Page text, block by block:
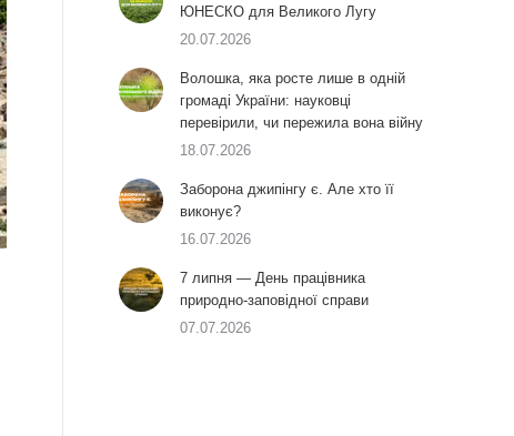
ЮНЕСКО для Великого Лугу
20.07.2026
Волошка, яка росте лише в одній
громаді України: науковці
перевірили, чи пережила вона війну
18.07.2026
Заборона джипінгу є. Але хто її
виконує?
16.07.2026
7 липня — День працівника
природно-заповідної справи
07.07.2026